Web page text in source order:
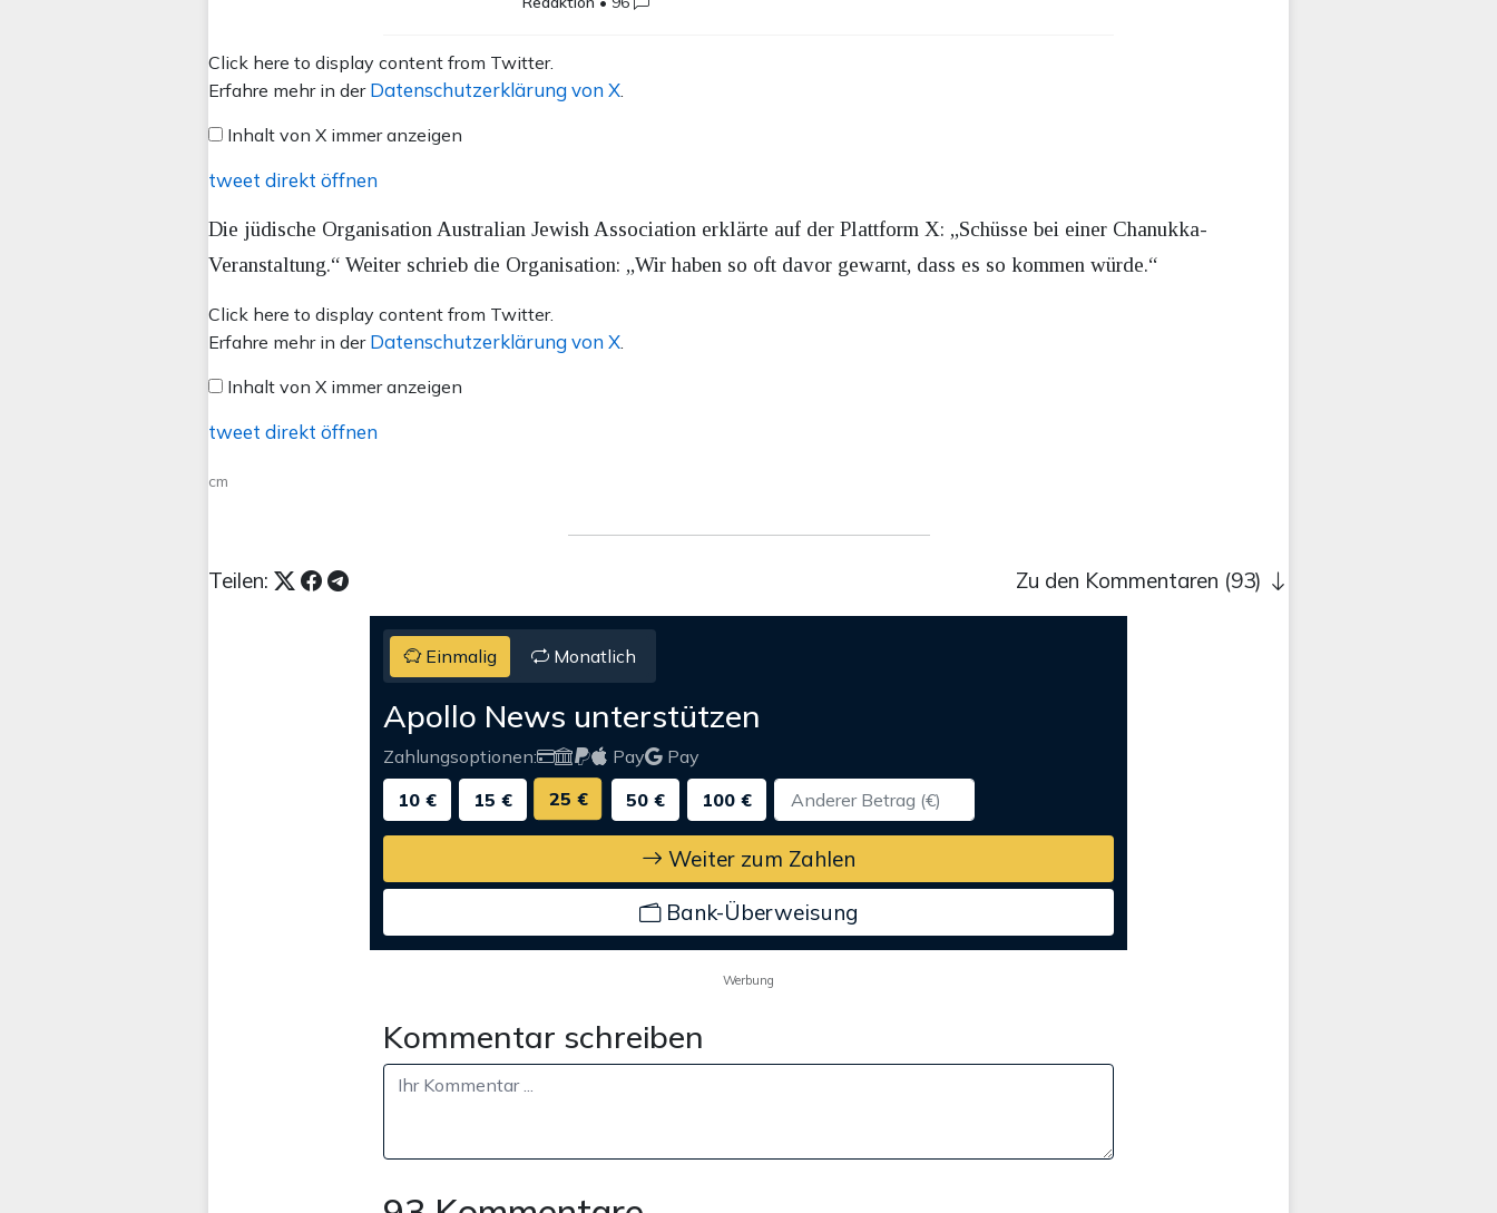
Inhalt
von
anzeigen
Click here to display content from Twitter.
Erfahre mehr in der Datenschutzerklärung von X.
Inhalt von X immer anzeigen
tweet direkt öffnen
Die jüdische Organisation Australian Jewish Association erklärte auf der Plattform X: „Schüsse bei einer Chanukka-
Veranstaltung.“ Weiter schrieb die Organisation: „Wir haben so oft davor gewarnt, dass es so kommen würde.“
Inhalt
von
anzeigen
Click here to display content from Twitter.
Erfahre mehr in der Datenschutzerklärung von X.
Inhalt von X immer anzeigen
tweet direkt öffnen
cm
Teilen: Zu den Kommentaren (93)
Einmalig Monatlich
Apollo News unterstützen
Zahlungsoptionen: Pay
Pay
10 €
15 € 25 € 50 € 100 €
Weiter zum Zahlen
Bank-Überweisung
Werbung
Kommentar schreiben